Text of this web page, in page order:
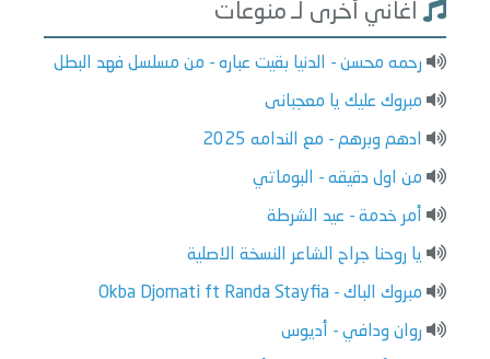
اغاني أخرى لـ منوعات
رحمه محسن - الدنيا بقيت عباره - من مسلسل فهد البطل
مبروك عليك يا معجبانى
ادهم وبرهم - مع الندامه 2025
من اول دقيقه - البوماتي
أمر خدمة - عيد الشرطة
يا روحنا جراح الشاعر النسخة الاصلية
مبروك الباك - Okba Djomati ft Randa Stayfia
روان ودافي - أديوس